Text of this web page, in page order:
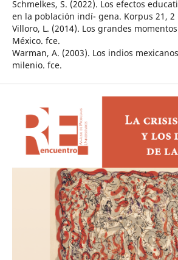
Schmelkes, S. (2022). Los efectos
en la población indí- gena. Korpus 21, 2
Villoro, L. (2014). Los grandes
México. fce.
Warman, A. (2003). Los indios
milenio. fce.